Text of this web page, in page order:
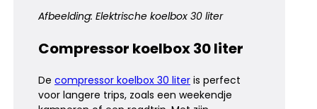
Afbeelding: Elektrische koelbox 30 liter
Compressor koelbox 30 liter
De compressor koelbox 30 liter is perfect
voor langere trips, zoals een weekendje